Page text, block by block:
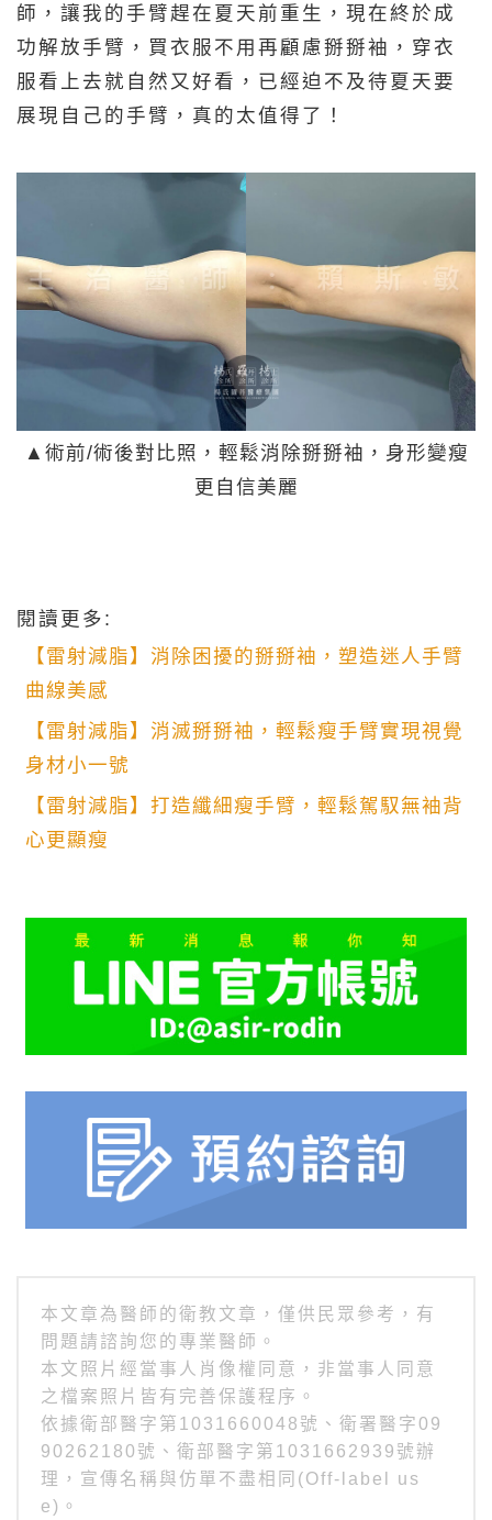
師，讓我的手臂趕在夏天前重生，現在終於成
功解放手臂，買衣服不用再顧慮掰掰袖，穿衣
服看上去就自然又好看，已經迫不及待夏天要
展現自己的手臂，真的太值得了！
▲術前/術後對比照，輕鬆消除掰掰袖，身形變瘦
更自信美麗
閱讀更多:
【雷射減脂】消除困擾的掰掰袖，塑造迷人手臂
曲線美感
【雷射減脂】消滅掰掰袖，輕鬆瘦手臂實現視覺
身材小一號
【雷射減脂】打造纖細瘦手臂，輕鬆駕馭無袖背
心更顯瘦
本文章為醫師的衛教文章，僅供民眾參考，有
問題請諮詢您的專業醫師。
本文照片經當事人肖像權同意，非當事人同意
之檔案照片皆有完善保護程序。
依據衛部醫字第1031660048號、衛署醫字09
90262180號、衛部醫字第1031662939號辦
理，宣傳名稱與仿單不盡相同(Off-label us
e)。